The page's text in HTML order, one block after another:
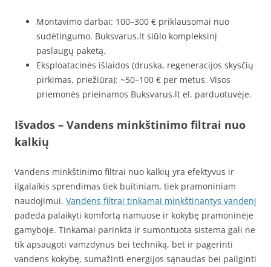
Montavimo darbai: 100–300 € priklausomai nuo
sudėtingumo. Buksvarus.lt siūlo kompleksinį
paslaugų paketą.
Eksploatacinės išlaidos (druska, regeneracijos skysčių
pirkimas, priežiūra): ~50–100 € per metus. Visos
priemonės prieinamos Buksvarus.lt el. parduotuvėje.
Išvados – Vandens minkštinimo filtrai nuo
kalkių
Vandens minkštinimo filtrai nuo kalkių yra efektyvus ir
ilgalaikis sprendimas tiek buitiniam, tiek pramoniniam
naudojimui. Vandens filtrai tinkamai minkštinantys vandenį
padeda palaikyti komfortą namuose ir kokybę pramoninėje
gamyboje. Tinkamai parinkta ir sumontuota sistema gali ne
tik apsaugoti vamzdynus bei techniką, bet ir pagerinti
vandens kokybę, sumažinti energijos sąnaudas bei pailginti